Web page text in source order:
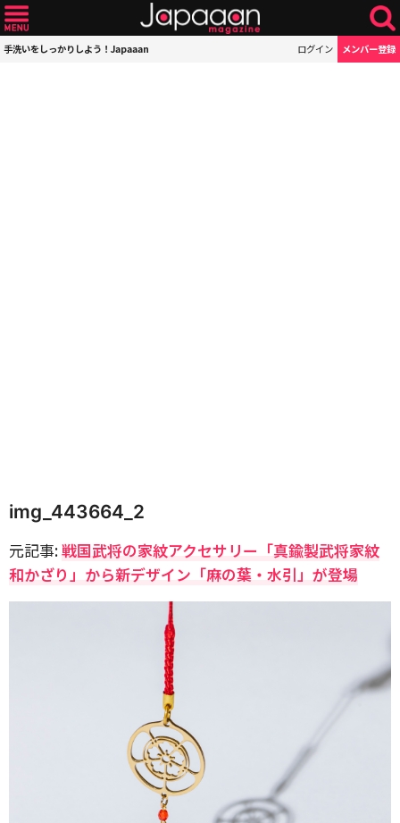
手洗いをしっかりしよう！Japaaan ログイン メンバー登録
img_443664_2
元記事:戦国武将の家紋アクセサリー「真鍮製武将家紋
和かざり」から新デザイン「麻の葉・水引」が登場